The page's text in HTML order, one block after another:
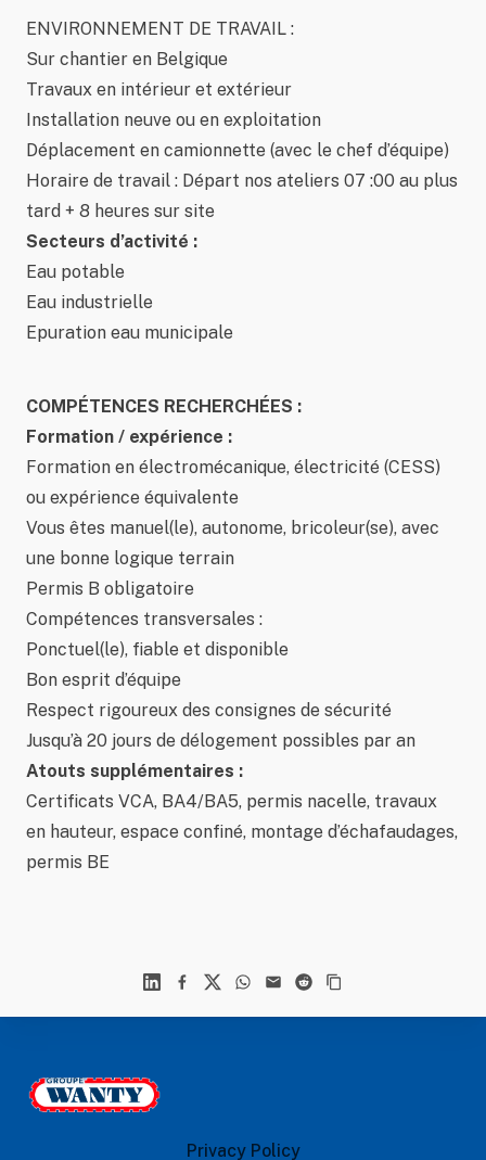
ENVIRONNEMENT DE TRAVAIL :
Sur chantier en Belgique
Travaux en intérieur et extérieur
Installation neuve ou en exploitation
Déplacement en camionnette (avec le chef d’équipe)
Horaire de travail : Départ nos ateliers 07 :00 au plus
tard + 8 heures sur site
Secteurs d’activité :
Eau potable
Eau industrielle
Epuration eau municipale
COMPÉTENCES RECHERCHÉES :
Formation / expérience :
Formation en électromécanique, électricité (CESS)
ou expérience équivalente
Vous êtes manuel(le), autonome, bricoleur(se), avec
une bonne logique terrain
Permis B obligatoire
Compétences transversales :
Ponctuel(le), fiable et disponible
Bon esprit d’équipe
Respect rigoureux des consignes de sécurité
Jusqu’à 20 jours de délogement possibles par an
Atouts supplémentaires :
Certificats VCA, BA4/BA5, permis nacelle, travaux
en hauteur, espace confiné, montage d’échafaudages,
permis BE
LinkedinFacebook
X WhatsApp
MailReddit
Le Groupe Wanty
Privacy Policy